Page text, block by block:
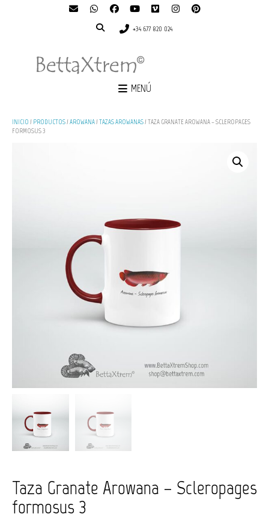
+34 677 820 024
MENÚ
INICIO / PRODUCTOS/AROWANA/TAZAS AROWANAS/ TAZA GRANATE AROWANA – SCLEROPAGES
FORMOSUS 3
Taza Granate Arowana – Scleropages
formosus 3